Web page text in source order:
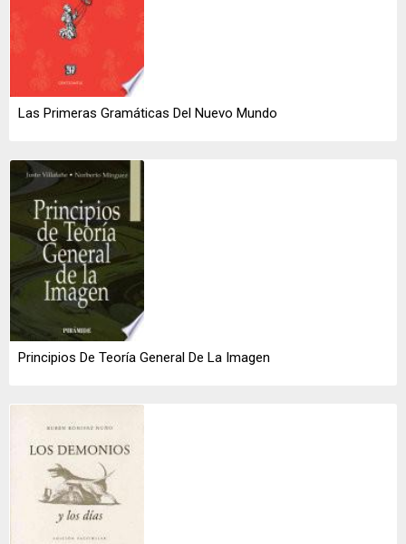
Las Primeras Gramáticas Del Nuevo Mundo
Principios De Teoría General De La Imagen